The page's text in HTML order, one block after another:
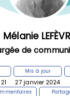
Mélanie
de
Mis à jour
27 janvier 2024